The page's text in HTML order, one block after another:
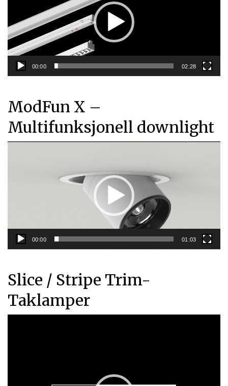
00:00 02:28
ModFun X –
Multifunksjonell downlight
00:00 01:03
Slice / Stripe Trim-
Taklamper